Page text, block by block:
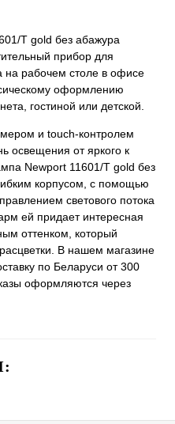
T gold без абажура
прибор для
на рабочем столе в офисе
оформлению
гостиной или детской.
и touch-контролем
освещения от яркого к
Newport 11601/T gold без
корпусом, с помощью
светового потока
ей придает интересная
оттенком, который
В нашем магазине
по Беларуси от 300
оформляются через